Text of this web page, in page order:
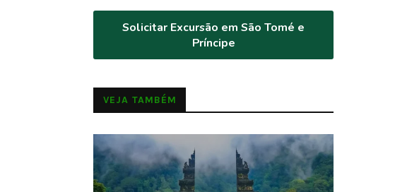
Solicitar Excursão em São Tomé e
Príncipe
VEJA TAMBÉM